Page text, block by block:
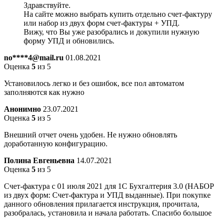
Здравствуйте.
На сайте можно выбрать купить отдельно счет-фактуру
или набор из двух форм счет-фактуры + УПД.
Вижу, что Вы уже разобрались и докупили нужную
форму УПД и обновились.
no****4@mail.ru 01.08.2021
Оценка 5 из 5
Установилось легко и без ошибок, все пол автоматом
заполняются как нужно
Анонимно 23.07.2021
Оценка 5 из 5
Внешний отчет очень удобен. Не нужно обновлять
доработанную конфигурацию.
Полина Евгеньевна 14.07.2021
Оценка 5 из 5
Счет-фактура с 01 июля 2021 для 1С Бухгалтерия 3.0 (НАБОР
из двух форм: Счет-фактура и УПД выданные). При покупке
данного обновления прилагается инструкция, прочитала,
разобралась, установила и начала работать. Спасибо большое